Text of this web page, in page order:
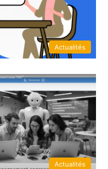
Actualités
Actualités